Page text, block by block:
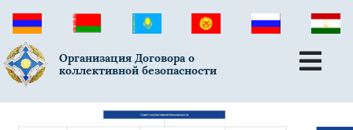
Организация Договора о
коллективной безопасности
Совет коллективной безопасности